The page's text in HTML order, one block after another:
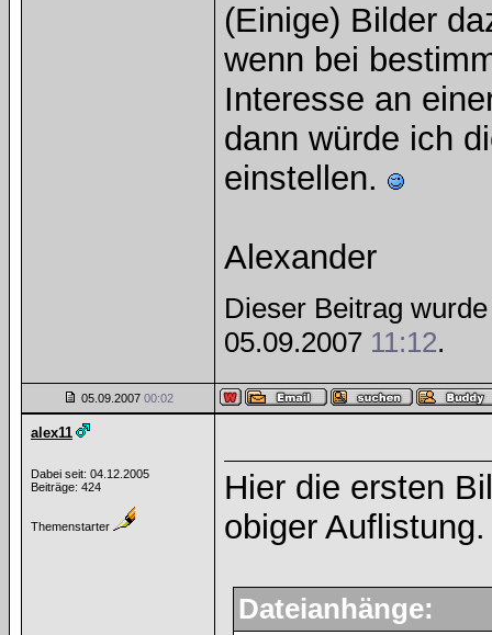
(Einige) Bilder
wenn bei
Interesse an
dann würde ich
einstellen.
Alexander
Dieser Beitrag
05.09.2007 11:12.
05.09.2007 00:02
alex11
Dabei seit: 04.12.2005
Beiträge: 424
Themenstarter
Hier die ersten
obiger Auflistung.
Dateianhänge: